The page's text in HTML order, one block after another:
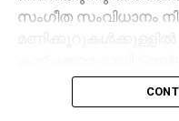
സംഗീത സംവിധാനം
ട്രെൻഡിങ്ങിൽ